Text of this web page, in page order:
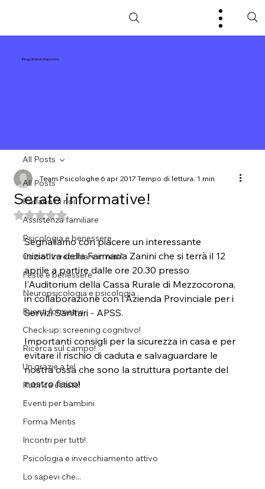
Blog di NeuroImpronta
All Posts
Parlano di noi!
Assistenza familiare
Psicologia e benessere
Corso "Invecchiare in rete"
Feste e benessere
Neuropsicologia e psicologia
Eventi formativi
Check-up: screening cognitivo!
Ricerca sul campo!
Un grazie a te!
Rubrica estate!
Eventi per bambini
Forma Mentis
Incontri per tutti!
Psicologia e invecchiamento attivo
Lo sapevi che...
All Posts
Serate informative!
Team Psicologhe6 apr 2017Tempo di lettura: 1 min
Valutazione NaN stelle su 5.
Segnaliamo con piacere un interessante
iniziativa della Farmacia Zanini che si terrà il 12
aprile a partire dalle ore 20.30 presso
l'Auditorium della Cassa Rurale di Mezzocorona,
in collaborazione con l'Azienda Provinciale per i
Servizi Sanitari - APSS.
Importanti consigli per la sicurezza in casa e per
evitare il rischio di caduta e salvaguardare le
nostra ossa che sono la struttura portante del
nostro fisico!